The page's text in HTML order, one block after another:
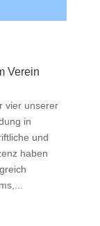
Verein
vier unserer
in
und
haben